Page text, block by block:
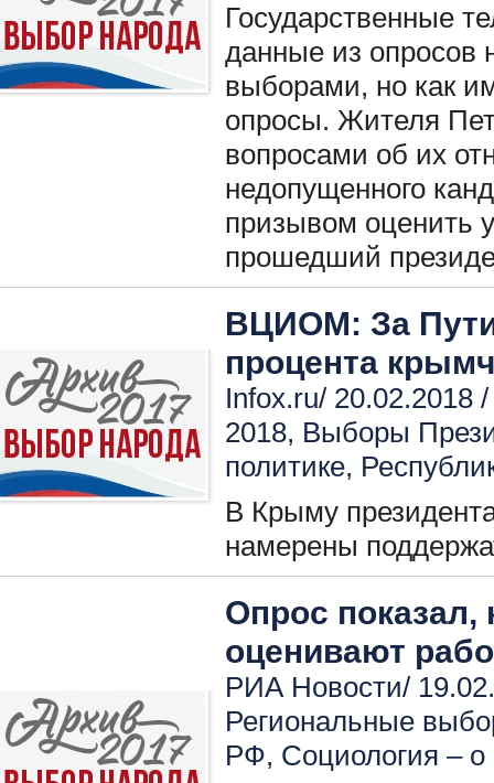
Государственные
данные из опросов
выборами, но как
опросы. Жителя
вопросами об их
недопущенного
призывом оценить
прошедший
ВЦИОМ: За
процента
Infox.ru/ 20.02.2018
2018, Выборы
политике,
В Крыму
намерены
Опрос показал,
оценивают
РИА Новости/
Региональные
РФ, Социология – о